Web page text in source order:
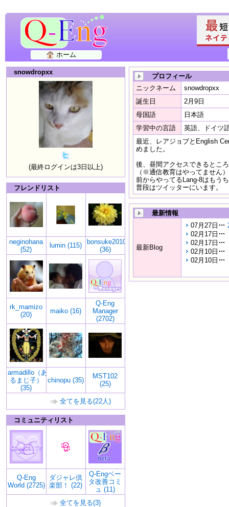
ホーム
snowdropxx
(最終ログインは3日以上)
フレンドリスト
neginohana
(52)
lumin (115)
bonsuke2010
(36)
rk_mamizo
(20)
maiko (16)
Q-Eng
Manager
(2702)
armadillo（あ
るまじ子）
(35)
chinopu (35)
MST102
(25)
全てを見る(22人)
コミュニティリスト
Q-Eng
World (2725)
ダジャレ倶
楽部！ (22)
Q-Engベー
タ改善コミ
ュ (11)
全てを見る(3)
プロフィール
ニックネーム
snowdropxx
誕生日
2月9日
母国語
日本語
学習中の言語
英語、ドイツ
最近、レアジョブとEnglish
めました。
後、昼間アクセスできるとこ
（※通信教育はやってません）
前からやってるLang-8はもう
普段はツイッターにいます。
最新情報
最新Blog
07月27日
02月17日
02月17日
02月10日
02月10日